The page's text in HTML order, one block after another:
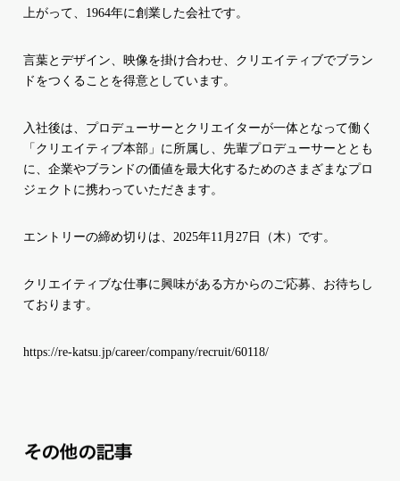
上がって、1964年に創業した会社です。
言葉とデザイン、映像を掛け合わせ、クリエイティブでブラン
ドをつくることを得意としています。
入社後は、プロデューサーとクリエイターが一体となって働く
「クリエイティブ本部」に所属し、先輩プロデューサーととも
に、企業やブランドの価値を最大化するためのさまざまなプロ
ジェクトに携わっていただきます。
エントリーの締め切りは、2025年11月27日（木）です。
クリエイティブな仕事に興味がある方からのご応募、お待ちし
ております。
https://re-katsu.jp/career/company/recruit/60118/
その他の記事